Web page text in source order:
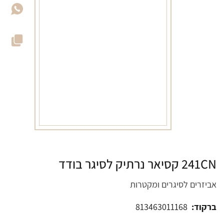
241CN קסיאר נרתיק לסיגר בודד
אביזרים לסיגרים ומקטרות
ברקוד: